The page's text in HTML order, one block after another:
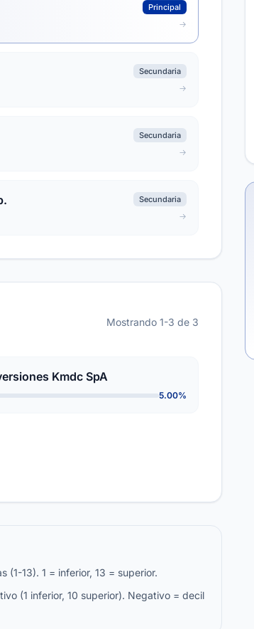
Principal
Secundaria
Secundaria
Secundaria
Mostrando 1-3 de 3
Kmdc SpA
5.00%
(1-13). 1 = inferior, 13 = superior.
(1 inferior, 10 superior). Negativo = decil